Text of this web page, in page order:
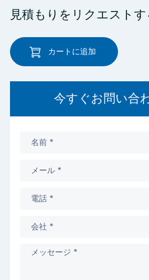
見積もりをリクエストす
カートに追加
今すぐお問い合